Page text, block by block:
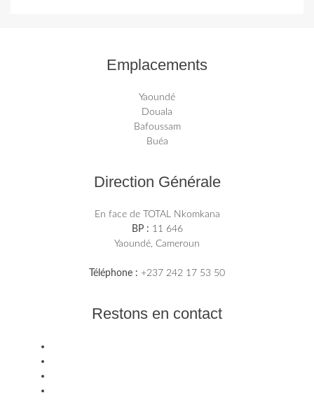
Emplacements
Yaoundé
Douala
Bafoussam
Buéa
Direction Générale
En face de TOTAL Nkomkana
BP : 11 646
Yaoundé, Cameroun
Téléphone : +237 242 17 53 50
Restons en contact